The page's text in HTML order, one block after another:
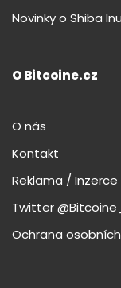
Novinky o Shiba Inu
O Bitcoine.cz
O nás
Kontakt
Reklama / Inzerce
Twitter
Ochrana